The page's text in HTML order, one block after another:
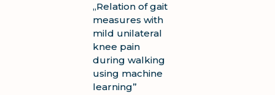
„Relation of gait
measures with
mild unilateral
knee pain
during walking
using machine
learning”